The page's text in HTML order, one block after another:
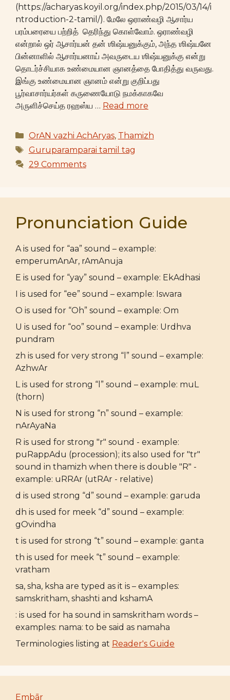
(https://acharyas.koyil.org/index.php/2015/03/14/i
ntroduction-2-tamil/). மேலே ஒராண்வழி ஆசார்ய
பரம்பரையை பற்றித் தெரிந்து கொள்வோம். ஒராண்வழி
என்றால் ஒர் ஆசார்யன் தன் ஶிஷ்யனுக்கும், அந்த ஶிஷ்யனே
பின்னாளில் ஆசார்யனாய் அவருடைய ஶிஷ்யனுக்கு என்று
தொடர்ச்சியாக உண்மையான ஞானத்தை போதித்து வருவது.
இங்கு உண்மையான ஞானம் என்று குறிப்பது
பூர்வாசார்யர்கள் கருணையோடு நமக்காகவே
அருளிச்செய்த ரஹஸ்ய … Read more
Categories
OrAN vazhi AchAryas, Thamizh
Tags
Guruparamparai tamil tag
29 Comments
Pronunciation Guide
A is used for “aa” sound – example:
emperumAnAr, rAmAnuja
E is used for “yay” sound – example: EkAdhasi
I is used for “ee” sound – example: Iswara
O is used for “Oh” sound – example: Om
U is used for “oo” sound – example: Urdhva
pundram
zh is used for very strong “l” sound – example:
AzhwAr
L is used for strong “l” sound – example: muL
(thorn)
N is used for strong “n” sound – example:
nArAyaNa
R is used for strong "r" sound - example:
puRappAdu (procession); its also used for "tr"
sound in thamizh when there is double "R" -
example: uRRAr (utRAr - relative)
d is used strong “d” sound – example: garuda
dh is used for meek “d” sound – example:
gOvindha
t is used for strong “t” sound – example: ganta
th is used for meek “t” sound – example:
vratham
sa, sha, ksha are typed as it is – examples:
samskritham, shashti and kshamA
: is used for ha sound in samskritham words –
examples: nama: to be said as namaha
Terminologies listing at Reader's Guide
Embār